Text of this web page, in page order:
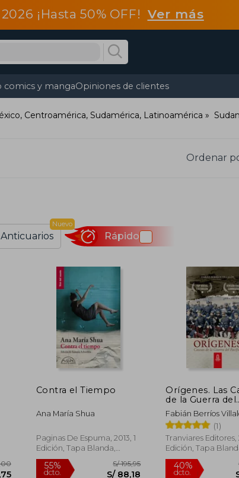
¡Hasta 50% OFF! Ver más
comics y mangaOpiniones de clientes
Centroamérica, Sudamérica, Latinoamérica
Ordenar
Anticuarios
Nuevo
Rápido
Contra el Tiempo
Ana María Shua
Paginas De Espuma, 2013, 1
Edición, Tapa Blanda,
Nuevo
Orígenes. Las
de la Guerra del
Pacífico. Versión
Fabián Berríos
(1)
Tranviares Editores,
Edición, Tapa
Nuevo